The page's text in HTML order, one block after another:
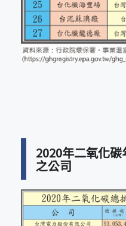
2020年二氧化
之公司